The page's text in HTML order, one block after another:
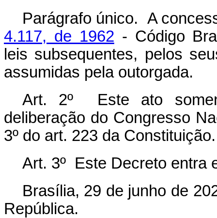
Parágrafo único. A
4.117, de 1962 - Código
leis subsequentes, pelos
assumidas pela outorgada.
Art. 2º Este ato
deliberação do Congresso
3º do art. 223 da Constituição.
Art. 3º Este Decreto entra
Brasília, 29 de junho de
República.